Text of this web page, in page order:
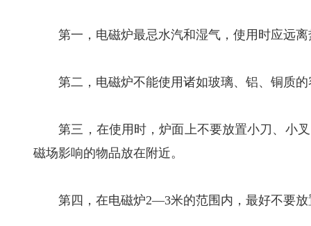
第一，电磁炉最忌水汽和湿气，使用时应远离
第二，电磁炉不能使用诸如玻璃、铝、铜质的
第三，在使用时，炉面上不要放置小刀、小叉
磁场影响的物品放在附近。
第四，在电磁炉2—3米的范围内，最好不要放